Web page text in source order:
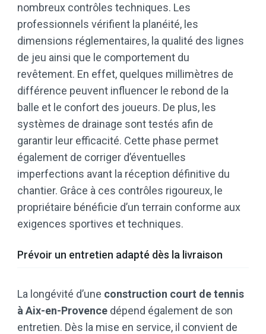
nombreux contrôles techniques. Les
professionnels vérifient la planéité, les
dimensions réglementaires, la qualité des lignes
de jeu ainsi que le comportement du
revêtement. En effet, quelques millimètres de
différence peuvent influencer le rebond de la
balle et le confort des joueurs. De plus, les
systèmes de drainage sont testés afin de
garantir leur efficacité. Cette phase permet
également de corriger d’éventuelles
imperfections avant la réception définitive du
chantier. Grâce à ces contrôles rigoureux, le
propriétaire bénéficie d’un terrain conforme aux
exigences sportives et techniques.
Prévoir un entretien adapté dès la livraison
La longévité d’une construction court de tennis
à Aix-en-Provence dépend également de son
entretien. Dès la mise en service, il convient de